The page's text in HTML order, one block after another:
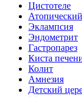
Цистотеле
Эклампсия
Эндометрит
Гастропарез
Киста
Колит
Амнезия
Детский